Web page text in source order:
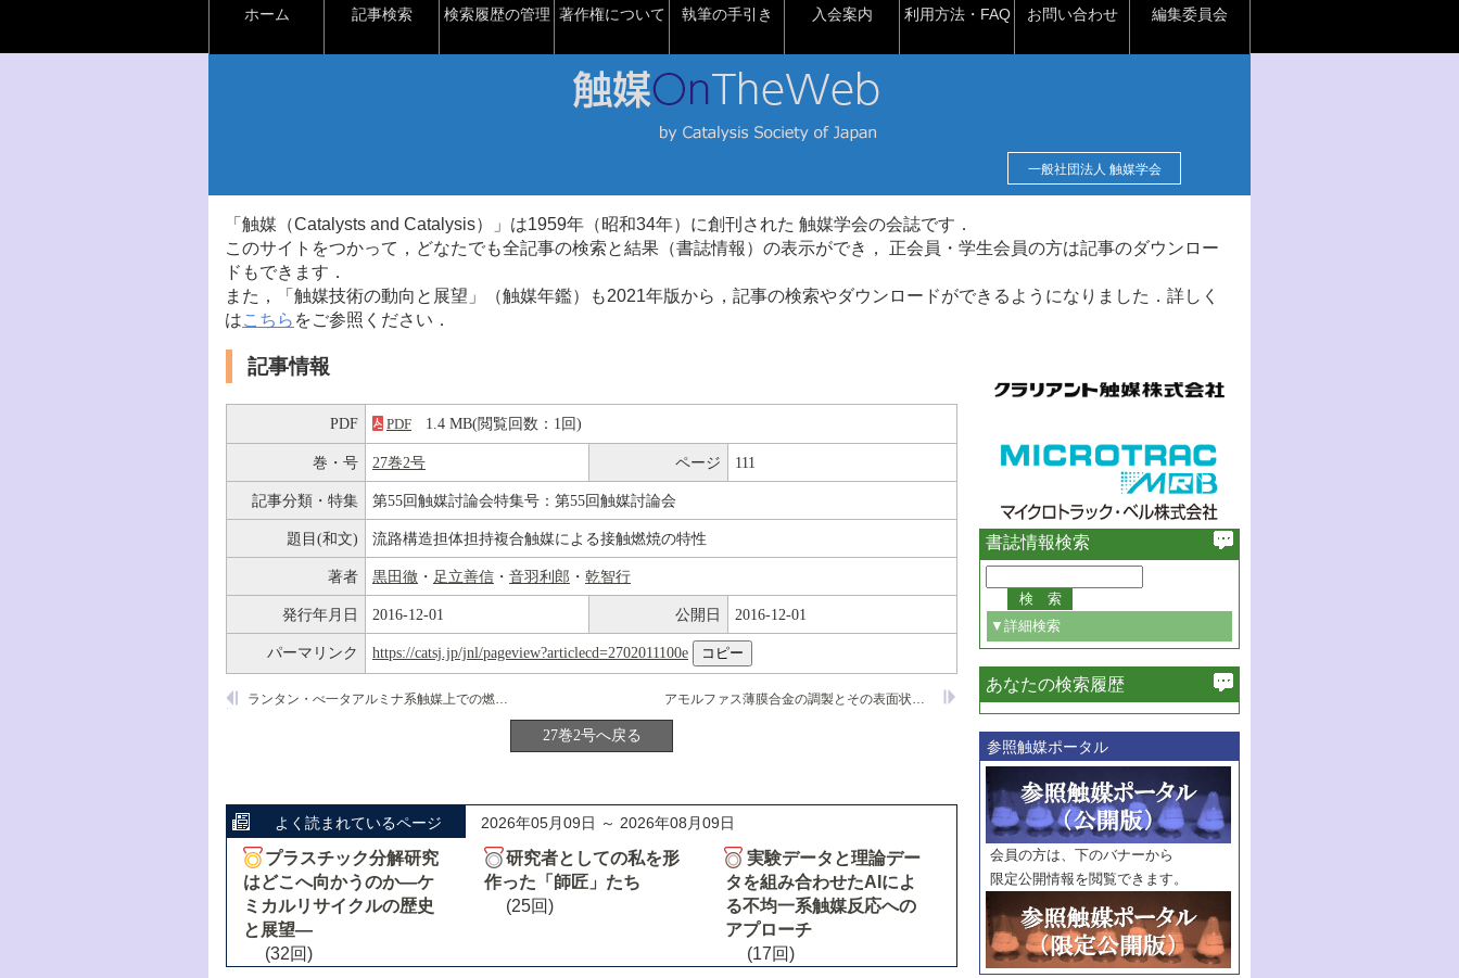
ホーム 記事検索 検索履歴の管理 著作権について 執筆の手引き 入会案内 利用方法・FAQ お問い合わせ 編集委員会
一般社団法人 触媒学会
「触媒（Catalysts and Catalysis）」は1959年（昭和34年）に創刊された 触媒学会の会誌です．
このサイトをつかって，どなたでも全記事の検索と結果（書誌情報）の表示ができ， 正会員・学生会員の方は記事のダウンロー
ドもできます．
また，「触媒技術の動向と展望」（触媒年鑑）も2021年版から，記事の検索やダウンロードができるようになりました．詳しく
はこちら をご参照ください．
記事情報
PDF PDF 1.4 MB(閲覧回数：1回)
巻・号 27巻2号 ページ 111
記事分類・特集 第55回触媒討論会特集号：第55回触媒討論会
題目(和文) 流路構造担体担持複合触媒による接触燃焼の特性
著者 黒田徹 ・ 足立善信 ・ 音羽利郎 ・ 乾智行
発行年月日 2016-12-01 公開日 2016-12-01
パーマリンク https://catsj.jp/jnl/pageview?articlecd=2702011100e
アモルファス薄膜合金の調製とその表面状態および反応性
ランタン・べ一タアルミナ系触媒上での燃焼反応
27巻2号へ戻る
よく読まれているページ 2026年05月09日 ～ 2026年08月09日
プラスチック分解研究
はどこへ向かうのか―ケ
ミカルリサイクルの歴史
と展望―
(32回)
研究者としての私を形
作った「師匠」たち
(25回)
実験データと理論デー
タを組み合わせたAIによ
る不均一系触媒反応への
アプローチ
(17回)
書誌情報検索
▼詳細検索
必ず含む
巻・号指定
巻
号
範囲指定
巻
号～
巻
号
触媒年鑑
年度
記事種別
マーク：
マークあり
あなたの検索履歴
参照触媒ポータル
会員の方は、下のバナーから
限定公開情報を閲覧できます。